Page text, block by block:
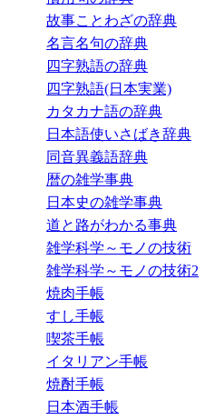
故事ことわざの辞典
名言名句の辞典
四字熟語の辞典
四字熟語(日本実業)
カタカナ語の辞典
日本語使いさばき辞典
同音異義語辞典
暦の雑学事典
日本史の雑学事典
道と路がわかる事典
雑学科学～モノの技術
雑学科学～モノの技術2
焼肉手帳
すし手帳
喫茶手帳
イタリアン手帳
焼酎手帳
日本酒手帳